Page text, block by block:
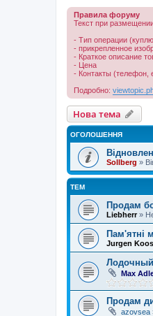
Правила форуму
Текст при
- Тип операции
- прикрепленное
- Краткое описание
- Цена
- Контакты (телефон,
Подробно:
Нова тема
ОГОЛОШЕННЯ
Sollberg »
ТЕМ
Продам
Liebherr»
Пам'ятні
Jurgen Koos
Max
Продам
azovsea